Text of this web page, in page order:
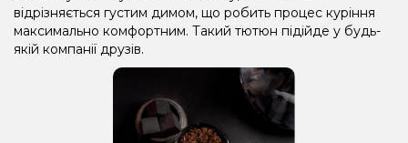
відрізняється густим димом, що робить процес куріння
максимально комфортним. Такий тютюн підійде у будь-
якій компанії друзів.